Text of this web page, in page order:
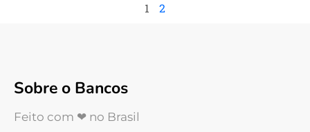
1 2
Sobre o Bancos
Feito com ❤ no Brasil